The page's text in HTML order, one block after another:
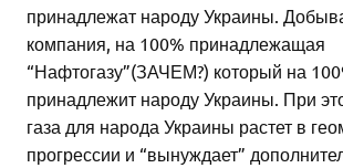
принадлежат народу Украины.
компания, на 100% принадлежащая
“Нафтогазу”(ЗАЧЕМ?) который на
принадлежит народу Украины. При
газа для народа Украины растет в
прогрессии и “вынуждает”